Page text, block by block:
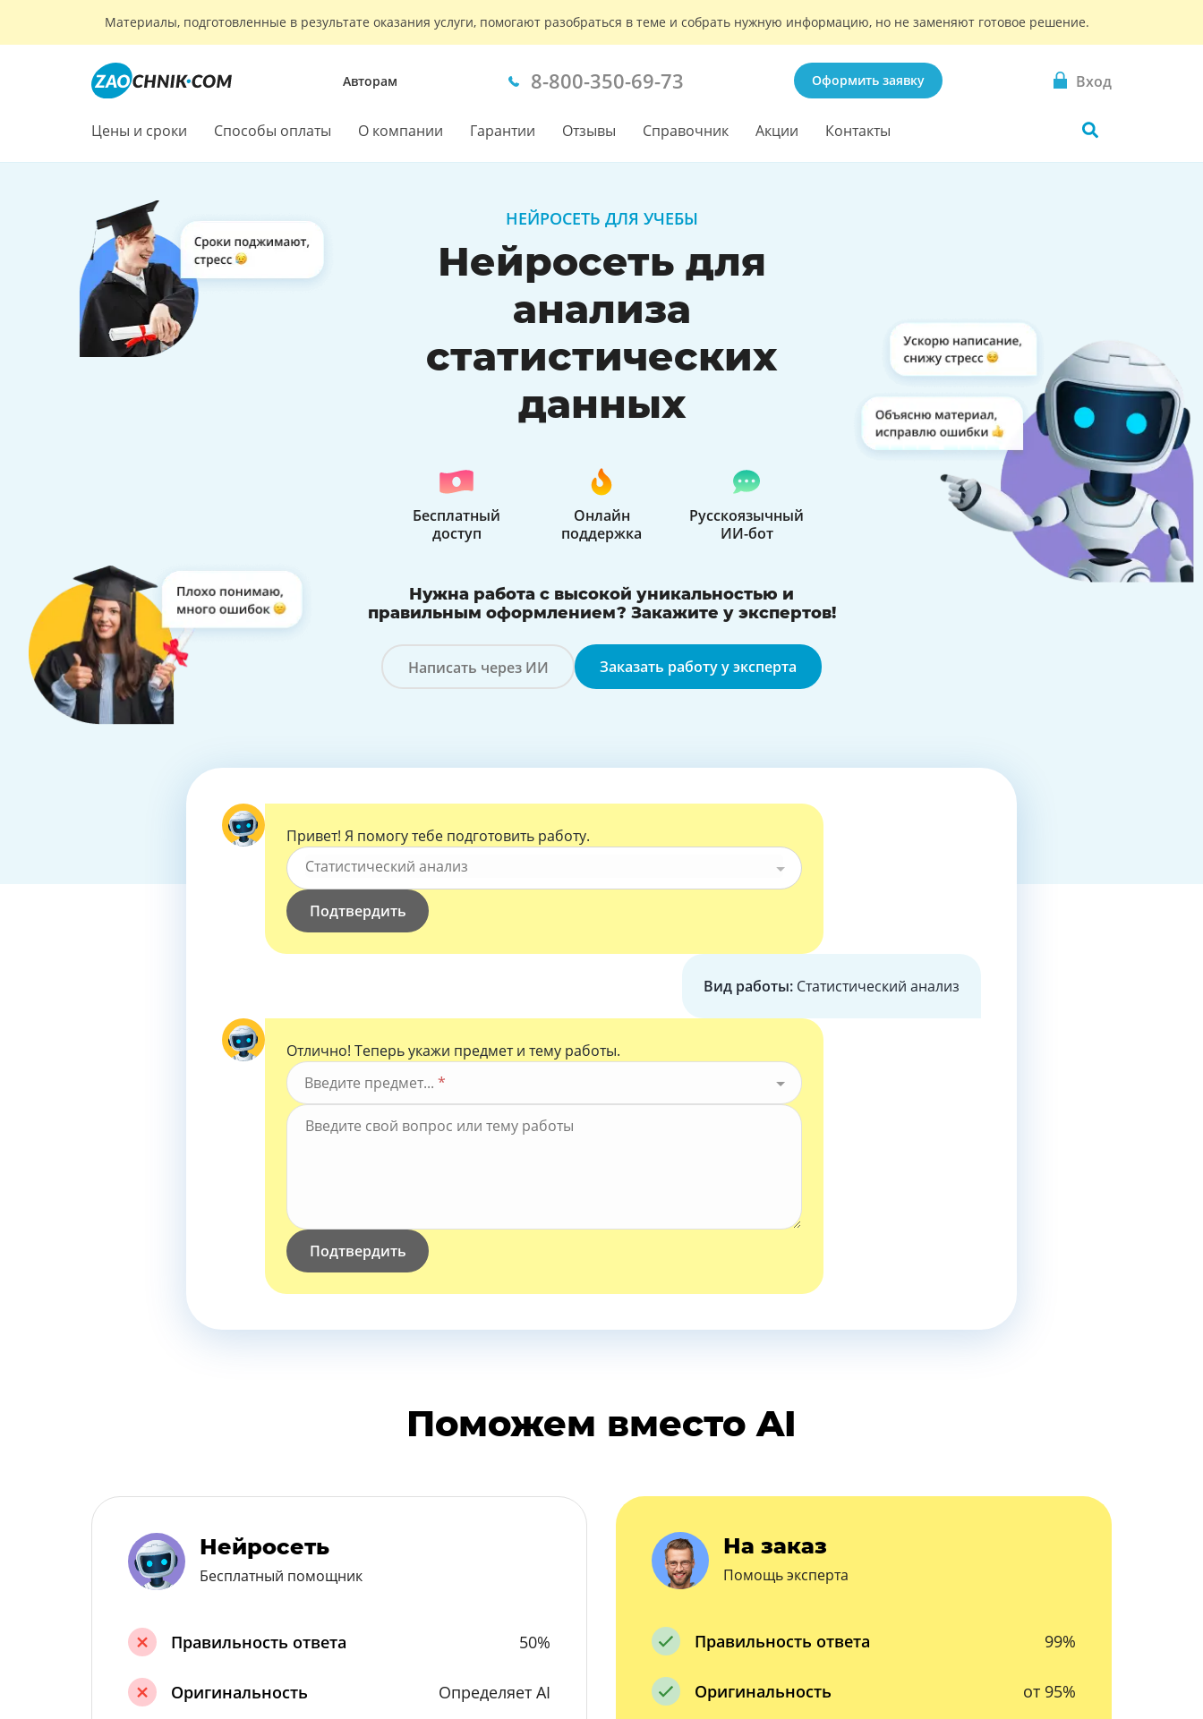
Материалы, подготовленные в результате оказания услуги, помогают разобраться в теме и собрать нужную информацию, но не заменяют готовое решение.
Авторам 8-800-350-69-73 Оформить заявку Вход
Цены и сроки Способы оплаты О компании Гарантии Отзывы Справочник Акции Контакты
НЕЙРОСЕТЬ ДЛЯ УЧЕБЫ
Нейросеть для
анализа
статистических
данных
Бесплатный
доступ
Онлайн
поддержка
Русскоязычный
ИИ-бот
Нужна работа с высокой уникальностью и
правильным оформлением? Закажите у экспертов!
Написать через ИИ Заказать работу у эксперта
Подготовим работу с AI
Привет! Я помогу тебе подготовить работу.
Вид работы *
Статистический анализ
Подтвердить
Вид работы: Статистический анализ
Отлично! Теперь укажи предмет и тему работы.
Введите предмет... *
Подтвердить
Поможем вместо AI
Нейросеть
Бесплатный помощник
Правильность ответа 50%
Оригинальность Определяет AI
На заказ
Помощь эксперта
Правильность ответа 99%
Оригинальность от 95%